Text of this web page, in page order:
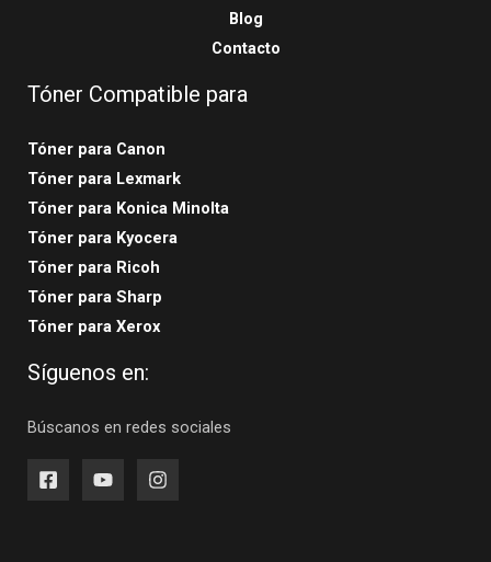
Blog
Contacto
Tóner Compatible para
Tóner para Canon
Tóner para Lexmark
Tóner para Konica Minolta
Tóner para Kyocera
Tóner para Ricoh
Tóner para Sharp
Tóner para Xerox
Síguenos en:
Búscanos en redes sociales